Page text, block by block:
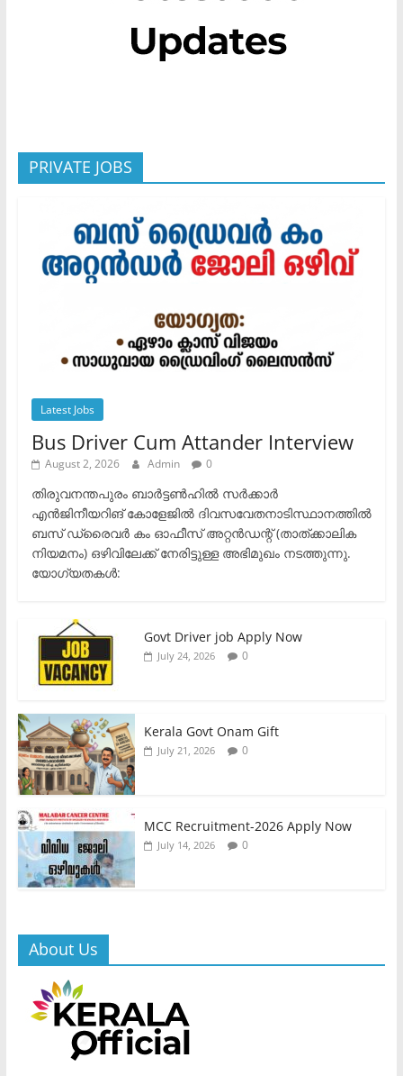
PRIVATE JOBS
Latest Jobs
Bus Driver Cum Attander Interview
August 2, 2026 Admin 0
തിരുവനന്തപുരം ബാർട്ടൺഹിൽ സർക്കാർ
എൻജിനീയറിങ് കോളേജിൽ ദിവസവേതനാടിസ്ഥാനത്തിൽ
ബസ് ഡ്രൈവർ കം ഓഫീസ് അറ്റൻഡന്റ് (താത്ക്കാലിക
നിയമനം) ഒഴിവിലേക്ക് നേരിട്ടുള്ള അഭിമുഖം നടത്തുന്നു.​
യോഗ്യതകൾ:
Govt Driver job Apply Now
July 24, 2026 0
Kerala Govt Onam Gift
July 21, 2026 0
MCC Recruitment-2026 Apply Now
July 14, 2026 0
About Us